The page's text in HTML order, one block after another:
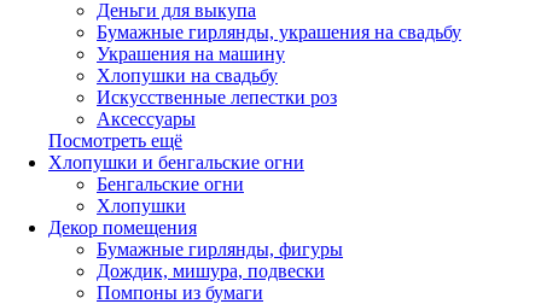
Деньги для выкупа
Бумажные гирлянды, украшения на свадьбу
Украшения на машину
Хлопушки на свадьбу
Искусственные лепестки роз
Аксессуары
Посмотреть ещё
Хлопушки и бенгальские огни
Бенгальские огни
Хлопушки
Декор помещения
Бумажные гирлянды, фигуры
Дождик, мишура, подвески
Помпоны из бумаги